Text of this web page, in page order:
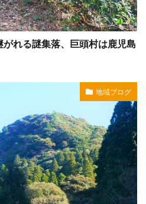
れる謎集落、巨頭村は鹿児島
地域ブログ